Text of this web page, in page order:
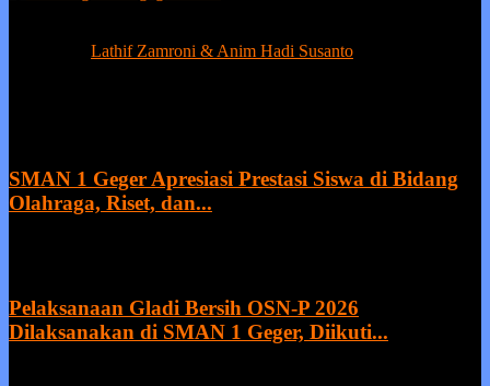
Lathif Zamroni & Anim Hadi Susanto
SMAN 1 Geger Apresiasi Prestasi Siswa di Bidang
Olahraga, Riset, dan...
Pelaksanaan Gladi Bersih OSN-P 2026
Dilaksanakan di SMAN 1 Geger, Diikuti...